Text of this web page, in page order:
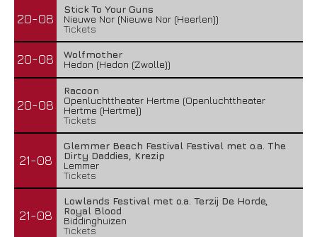
20-08
Stick To Your Guns
Nieuwe Nor (Nieuwe Nor (Heerlen))
Tickets
20-08
Wolfmother
Hedon (Hedon (Zwolle))
20-08
Racoon
Openluchttheater Hertme (Openluchttheater
Hertme (Hertme))
Tickets
21-08
Glemmer Beach Festival Festival met o.a. The
Dirty Daddies, Krezip
Lemmer
Tickets
21-08
Lowlands Festival met o.a. Terzij De Horde,
Royal Blood
Biddinghuizen
Tickets